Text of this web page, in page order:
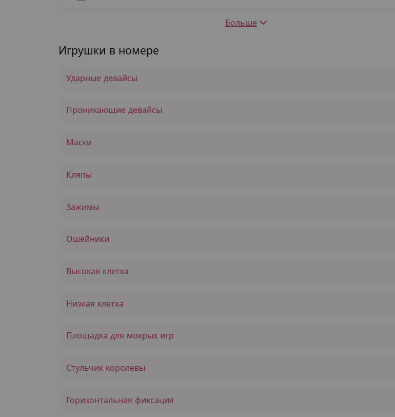
Больше
Игрушки в номере
Ударные девайсы
Проникающие девайсы
Маски
Кляпы
Зажимы
Ошейники
Высокая клетка
Низкая клетка
Площадка для мокрых игр
Стульчик королевы
Горизонтальная фиксация